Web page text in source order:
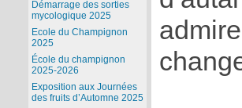
Démarrage des sorties
mycologique 2025
Ecole du Champignon
2025
École du champignon
2025-2026
Exposition aux Journées
des fruits d’Automne 2025